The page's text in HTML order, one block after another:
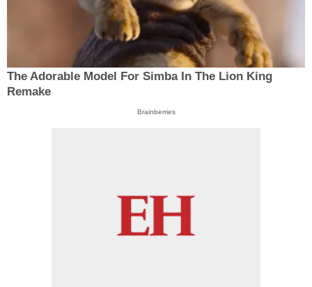
The Adorable Model For Simba In The Lion King
Remake
Brainberries